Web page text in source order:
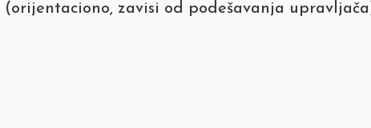
(orijentaciono, zavisi od podešavanja